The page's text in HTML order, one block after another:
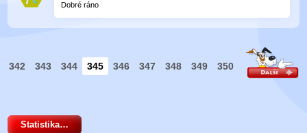
Dobré ráno
342 343 344 345 346 347 348 349 350
Statistika…